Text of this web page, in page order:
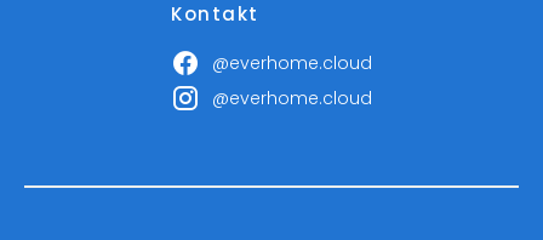
Kontakt
@everhome.cloud
@everhome.cloud